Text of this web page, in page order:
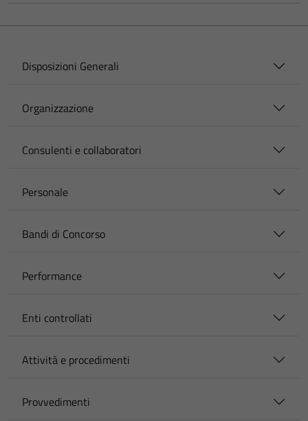
Disposizioni Generali
Organizzazione
Consulenti e collaboratori
Personale
Bandi di Concorso
Performance
Enti controllati
Attività e procedimenti
Provvedimenti